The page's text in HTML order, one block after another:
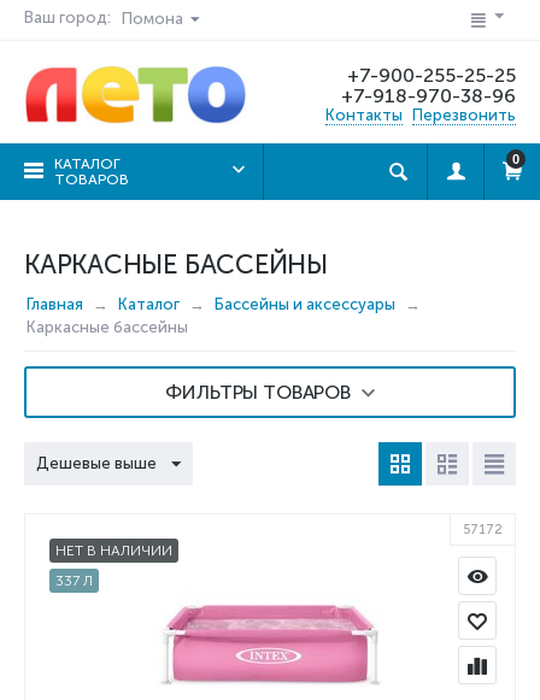
Ваш город: Помона
+7-900-255-25-25
+7-918-970-38-96
Контакты Перезвонить
КАТАЛОГ
ТОВАРОВ
0
КАРКАСНЫЕ БАССЕЙНЫ
Главная Каталог
Бассейны и аксессуары
Каркасные бассейны
ФИЛЬТРЫ ТОВАРОВ
Дешевые выше
НЕТ В НАЛИЧИИ
337 Л
57172